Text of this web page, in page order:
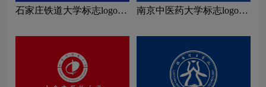
石家庄铁道大学标志logo图
南京中医药大学标志logo图